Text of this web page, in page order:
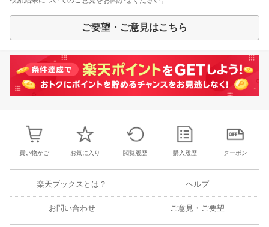
ご要望・ご意見はこちら
買い物かご お気に入り 閲覧履歴 購入履歴 クーポン
楽天ブックスとは？ ヘルプ
お問い合わせ ご意見・ご要望